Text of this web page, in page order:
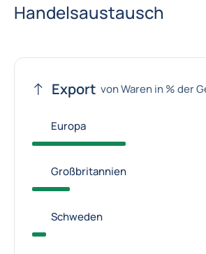
Handelsaustausch
Export von Waren in % der
Europa
Großbritannien
Schweden